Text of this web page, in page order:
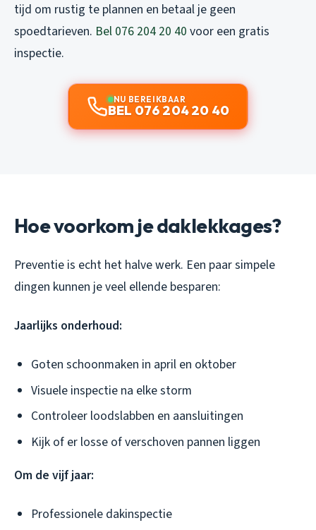
tijd om rustig te plannen en betaal je geen
spoedtarieven. Bel 076 204 20 40 voor een gratis
inspectie.
NU BEREIKBAAR
BEL 076 204 20 40
Hoe voorkom je daklekkages?
Preventie is echt het halve werk. Een paar simpele
dingen kunnen je veel ellende besparen:
Jaarlijks onderhoud:
Goten schoonmaken in april en oktober
Visuele inspectie na elke storm
Controleer loodslabben en aansluitingen
Kijk of er losse of verschoven pannen liggen
Om de vijf jaar:
Professionele dakinspectie